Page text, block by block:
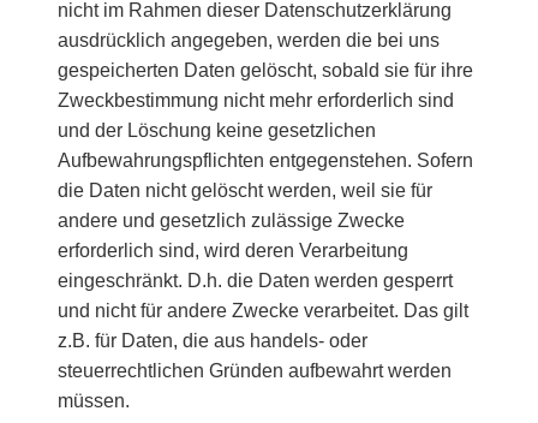
nicht im Rahmen dieser Datenschutzerklärung
ausdrücklich angegeben, werden die bei uns
gespeicherten Daten gelöscht, sobald sie für ihre
Zweckbestimmung nicht mehr erforderlich sind
und der Löschung keine gesetzlichen
Aufbewahrungspflichten entgegenstehen. Sofern
die Daten nicht gelöscht werden, weil sie für
andere und gesetzlich zulässige Zwecke
erforderlich sind, wird deren Verarbeitung
eingeschränkt. D.h. die Daten werden gesperrt
und nicht für andere Zwecke verarbeitet. Das gilt
z.B. für Daten, die aus handels- oder
steuerrechtlichen Gründen aufbewahrt werden
müssen.